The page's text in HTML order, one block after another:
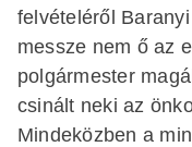
felvételéről
messze nem ő az
polgármester
csinált neki az
Mindeközben a